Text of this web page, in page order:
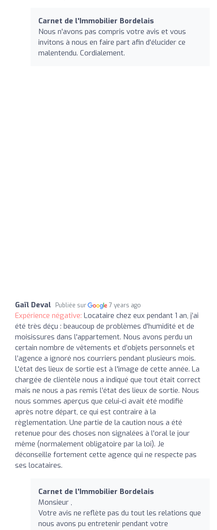
Carnet de l'Immobilier Bordelais
Nous n'avons pas compris votre avis et vous
invitons à nous en faire part afin d'élucider ce
malentendu. Cordialement.
Gaïl Deval Publiée sur 7 years ago
Expérience négative: Locataire chez eux pendant 1 an, j’ai
été très déçu : beaucoup de problèmes d'humidité et de
moisissures dans l'appartement. Nous avons perdu un
certain nombre de vêtements et d’objets personnels et
l’agence a ignoré nos courriers pendant plusieurs mois.
L'état des lieux de sortie est à l'image de cette année. La
chargée de clientèle nous a indiqué que tout était correct
mais ne nous a pas remis l’état des lieux de sortie. Nous
nous sommes aperçus que celui-ci avait été modifié
après notre départ, ce qui est contraire à la
règlementation. Une partie de la caution nous a été
retenue pour des choses non signalées à l'oral le jour
même (normalement obligatoire par la loi). Je
déconseille fortement cette agence qui ne respecte pas
ses locataires.
Carnet de l'Immobilier Bordelais
Monsieur ,
Votre avis ne reflète pas du tout les relations que
nous avons pu entretenir pendant votre